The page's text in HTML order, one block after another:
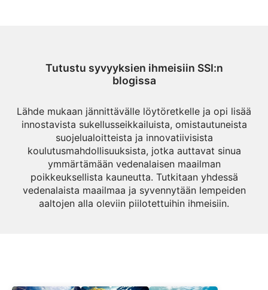
Tutustu syvyyksien ihmeisiin SSI:n
blogissa
Lähde mukaan jännittävälle löytöretkelle ja opi lisää
innostavista sukellusseikkailuista, omistautuneista
suojelualoitteista ja innovatiivisista
koulutusmahdollisuuksista, jotka auttavat sinua
ymmärtämään vedenalaisen maailman
poikkeuksellista kauneutta. Tutkitaan yhdessä
vedenalaista maailmaa ja syvennytään lempeiden
aaltojen alla oleviin piilotettuihin ihmeisiin.